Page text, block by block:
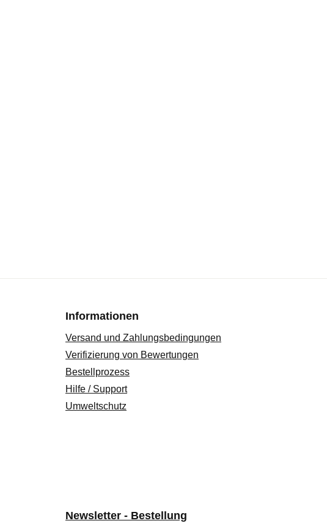
Informationen
Versand und Zahlungsbedingungen
Verifizierung von Bewertungen
Bestellprozess
Hilfe / Support
Umweltschutz
Newsletter - Bestellung